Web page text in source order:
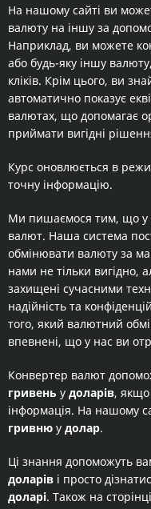
На нашому сайті ви
валюту на іншу за
Наприклад, ви можете
або будь-яку іншу
кліків. Крім цього, ви
автоматично показує
валютах, що допомагає
приймати вигідні
Курс оновлюється в
точну інформацію.
Ми пишаємося тим, що у
валют. Наша система
обмінювати валюту за
нами не тільки вигідно,
захищені сучасними
надійність та
того, який валютний
впевнені, що у нас ви
Конвертер валют
гривень у доларів, якщо
інформація. На нашому
гривню у долар.
Ці знання допоможуть
доларів і просто
доларі. Також на